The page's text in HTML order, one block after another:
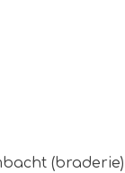
(braderie)